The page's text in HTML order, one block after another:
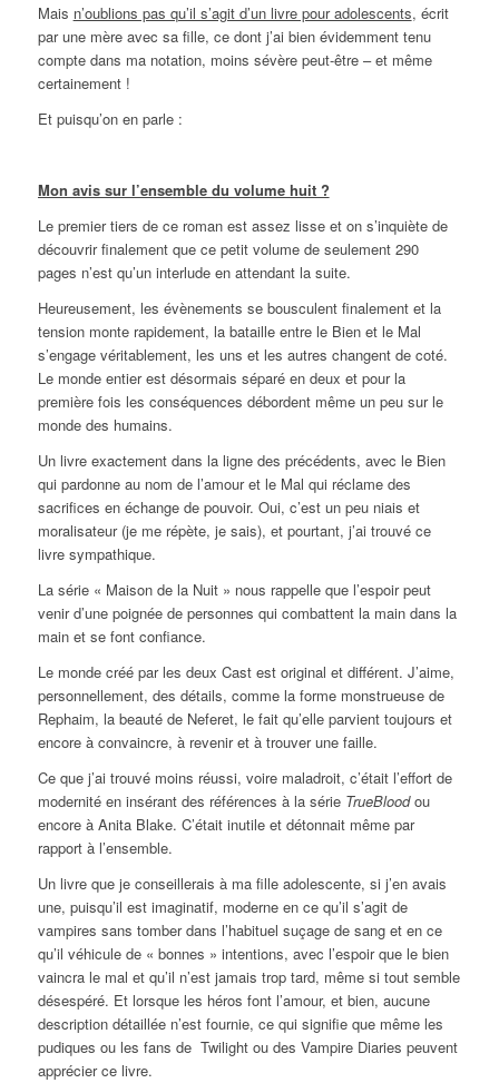
Mais n’oublions pas qu’il s’agit d’un livre pour adolescents, écrit
par une mère avec sa fille, ce dont j’ai bien évidemment tenu
compte dans ma notation, moins sévère peut-être – et même
certainement !
Et puisqu’on en parle :
Mon avis sur l’ensemble du volume huit ?
Le premier tiers de ce roman est assez lisse et on s’inquiète de
découvrir finalement que ce petit volume de seulement 290
pages n’est qu’un interlude en attendant la suite.
Heureusement, les évènements se bousculent finalement et la
tension monte rapidement, la bataille entre le Bien et le Mal
s’engage véritablement, les uns et les autres changent de coté.
Le monde entier est désormais séparé en deux et pour la
première fois les conséquences débordent même un peu sur le
monde des humains.
Un livre exactement dans la ligne des précédents, avec le Bien
qui pardonne au nom de l’amour et le Mal qui réclame des
sacrifices en échange de pouvoir. Oui, c’est un peu niais et
moralisateur (je me répète, je sais), et pourtant, j’ai trouvé ce
livre sympathique.
La série « Maison de la Nuit » nous rappelle que l’espoir peut
venir d’une poignée de personnes qui combattent la main dans la
main et se font confiance.
Le monde créé par les deux Cast est original et différent. J’aime,
personnellement, des détails, comme la forme monstrueuse de
Rephaim, la beauté de Neferet, le fait qu’elle parvient toujours et
encore à convaincre, à revenir et à trouver une faille.
Ce que j’ai trouvé moins réussi, voire maladroit, c’était l’effort de
modernité en insérant des références à la série TrueBloodou
encore à Anita Blake. C’était inutile et détonnait même par
rapport à l’ensemble.
Un livre que je conseillerais à ma fille adolescente, si j’en avais
une, puisqu’il est imaginatif, moderne en ce qu’il s’agit de
vampires sans tomber dans l’habituel suçage de sang et en ce
qu’il véhicule de « bonnes » intentions, avec l’espoir que le bien
vaincra le mal et qu’il n’est jamais trop tard, même si tout semble
désespéré. Et lorsque les héros font l’amour, et bien, aucune
description détaillée n’est fournie, ce qui signifie que même les
pudiques ou les fans de Twilight ou des Vampire Diaries peuvent
apprécier ce livre.